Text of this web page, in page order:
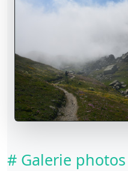
# Galerie photos